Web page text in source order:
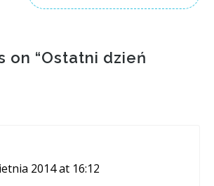
on “Ostatni dzień
2014 at 16:12